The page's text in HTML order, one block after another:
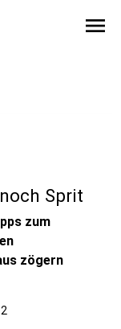
menu
Sprit
zum
zögern